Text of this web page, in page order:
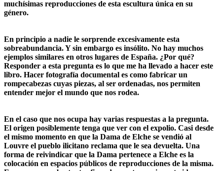
muchísimas reproducciones de esta escultura única en su
género.
En principio a nadie le sorprende excesivamente esta
sobreabundancia. Y sin embargo es insólito. No hay muchos
ejemplos similares en otros lugares de España. ¿Por qué?
Responder a esta pregunta es lo que me ha llevado a hacer este
libro. Hacer fotografía documental es como fabricar un
rompecabezas cuyas piezas, al ser ordenadas, nos permiten
entender mejor el mundo que nos rodea.
En el caso que nos ocupa hay varias respuestas a la pregunta.
El origen posiblemente tenga que ver con el expolio. Casi desde
el mismo momento en que la Dama de Elche se vendió al
Louvre el pueblo ilicitano reclama que le sea devuelta. Una
forma de reivindicar que la Dama pertenece a Elche es la
colocación en espacios públicos de reproducciones de la misma.